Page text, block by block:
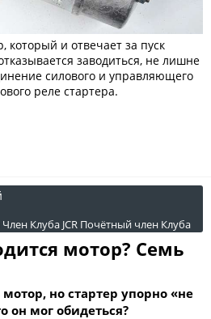
который и отвечает за пуск
заводиться, не лишне
силового и управляющего
реле стартера.
Член Клуба JCR Почётный член Клуба
мотор? Семь
но стартер упорно «не
он мог обидеться?